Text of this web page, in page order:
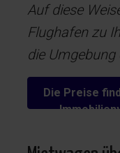
Auf diese
Flughafen zu
die Umgebung
Die Preise